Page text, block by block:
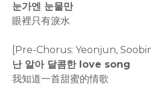
눈가엔 눈물만
眼裡只有淚水
[Pre-Chorus: Yeonjun,
난 알아 달콤한 love song
我知道一首甜蜜的情歌